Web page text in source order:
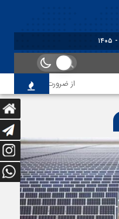
از ضرورت اصلاح